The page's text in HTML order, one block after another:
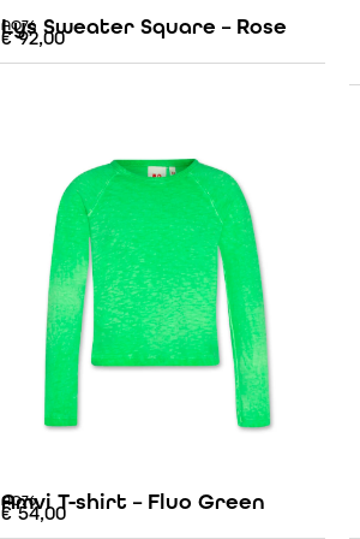
AO76
Lys Sweater Square – Rose
€92,00
AO76
Amvi T-shirt – Fluo Green
€54,00